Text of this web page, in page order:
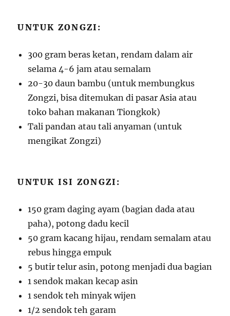
UNTUK ZONGZI:
300 gram beras ketan, rendam dalam air
selama 4-6 jam atau semalam
20-30 daun bambu (untuk membungkus
Zongzi, bisa ditemukan di pasar Asia atau
toko bahan makanan Tiongkok)
Tali pandan atau tali anyaman (untuk
mengikat Zongzi)
UNTUK ISI ZONGZI:
150 gram daging ayam (bagian dada atau
paha), potong dadu kecil
50 gram kacang hijau, rendam semalam atau
rebus hingga empuk
5 butir telur asin, potong menjadi dua bagian
1 sendok makan kecap asin
1 sendok teh minyak wijen
1/2 sendok teh garam